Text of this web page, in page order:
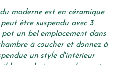
moderne est en céramique
être suspendu avec 3
pot un bel emplacement dans
à coucher et donnez à
un style d'intérieur